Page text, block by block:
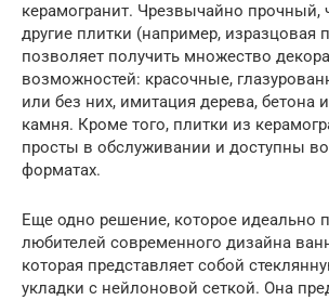
керамогранит. Чрезвычайно прочный,
другие плитки (например, изразцовая
позволяет получить множество
возможностей: красочные,
или без них, имитация дерева, бетона
камня. Кроме того, плитки из
просты в обслуживании и доступны
форматах.
Еще одно решение, которое идеально
любителей современного дизайна
которая представляет собой
укладки с нейлоновой сеткой. Она